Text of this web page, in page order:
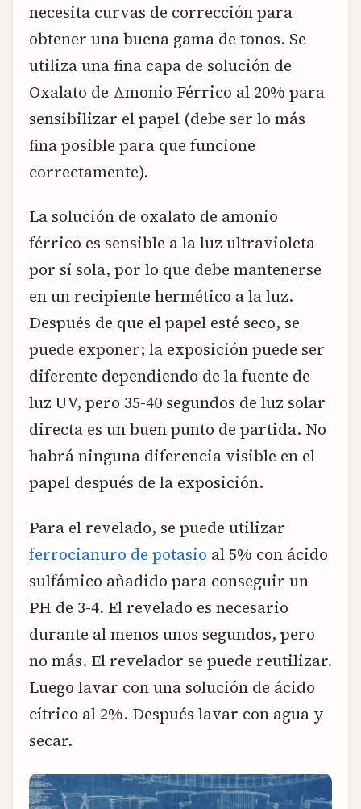
necesita curvas de corrección para
obtener una buena gama de tonos. Se
utiliza una fina capa de solución de
Oxalato de Amonio Férrico al 20% para
sensibilizar el papel (debe ser lo más
fina posible para que funcione
correctamente).
La solución de oxalato de amonio
férrico es sensible a la luz ultravioleta
por sí sola, por lo que debe mantenerse
en un recipiente hermético a la luz.
Después de que el papel esté seco, se
puede exponer; la exposición puede ser
diferente dependiendo de la fuente de
luz UV, pero 35-40 segundos de luz solar
directa es un buen punto de partida. No
habrá ninguna diferencia visible en el
papel después de la exposición.
Para el revelado, se puede utilizar
ferrocianuro de potasio al 5% con ácido
sulfámico añadido para conseguir un
PH de 3-4. El revelado es necesario
durante al menos unos segundos, pero
no más. El revelador se puede reutilizar.
Luego lavar con una solución de ácido
cítrico al 2%. Después lavar con agua y
secar.